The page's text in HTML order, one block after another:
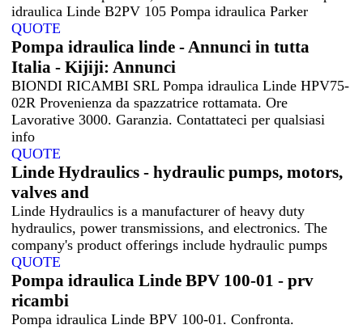
idraulica Linde B2PV 105 Pompa idraulica Parker
QUOTE
Pompa idraulica linde - Annunci in tutta
Italia - Kijiji: Annunci
BIONDI RICAMBI SRL Pompa idraulica Linde HPV75-
02R Provenienza da spazzatrice rottamata. Ore
Lavorative 3000. Garanzia. Contattateci per qualsiasi
info
QUOTE
Linde Hydraulics - hydraulic pumps, motors,
valves and
Linde Hydraulics is a manufacturer of heavy duty
hydraulics, power transmissions, and electronics. The
company's product offerings include hydraulic pumps
QUOTE
Pompa idraulica Linde BPV 100-01 - prv
ricambi
Pompa idraulica Linde BPV 100-01. Confronta.